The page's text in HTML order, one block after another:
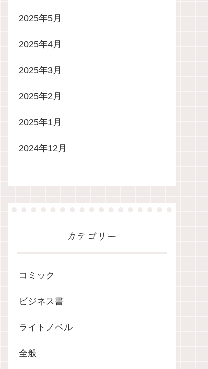
2025年5月
2025年4月
2025年3月
2025年2月
2025年1月
2024年12月
カテゴリー
コミック
ビジネス書
ライトノベル
全般